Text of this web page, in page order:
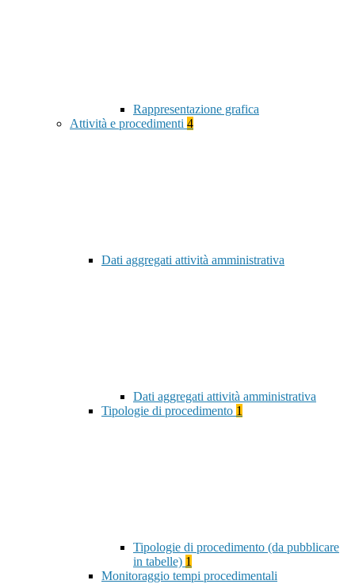
Rappresentazione grafica
Attività e procedimenti 4
Dati aggregati attività amministrativa
Dati aggregati attività amministrativa
Tipologie di procedimento 1
Tipologie di procedimento (da pubblicare
in tabelle) 1
Monitoraggio tempi procedimentali